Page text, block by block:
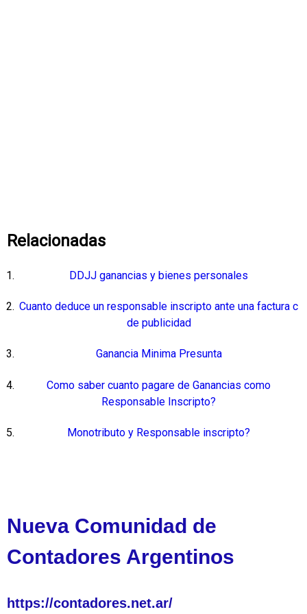
Relacionadas
DDJJ ganancias y bienes personales
Cuanto deduce un responsable inscripto ante una factura c
de publicidad
Ganancia Minima Presunta
Como saber cuanto pagare de Ganancias como
Responsable Inscripto?
Monotributo y Responsable inscripto?
Nueva Comunidad de
Contadores Argentinos
https://contadores.net.ar/